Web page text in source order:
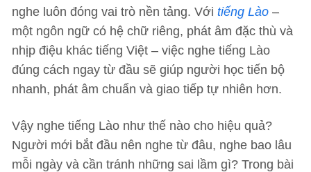
nghe luôn đóng vai trò nền tảng. Với tiếng Lào –
một ngôn ngữ có hệ chữ riêng, phát âm đặc thù và
nhịp điệu khác tiếng Việt – việc nghe tiếng Lào
đúng cách ngay từ đầu sẽ giúp người học tiến bộ
nhanh, phát âm chuẩn và giao tiếp tự nhiên hơn.
Vậy nghe tiếng Lào như thế nào cho hiệu quả?
Người mới bắt đầu nên nghe từ đâu, nghe bao lâu
mỗi ngày và cần tránh những sai lầm gì? Trong bài